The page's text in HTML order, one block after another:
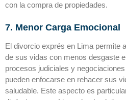
con la compra de propiedades.
7. Menor Carga Emocional
El divorcio exprés en Lima permite
de sus vidas con menos desgaste
procesos judiciales y
pueden enfocarse en rehacer sus
saludable. Este aspecto es